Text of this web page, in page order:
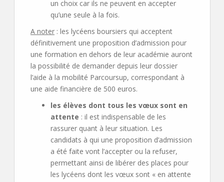
un choix car ils ne peuvent en accepter
qu’une seule à la fois.
A noter : les lycéens boursiers qui acceptent
définitivement une proposition d’admission pour
une formation en dehors de leur académie auront
la possibilité de demander depuis leur dossier
l’aide à la mobilité Parcoursup, correspondant à
une aide financière de 500 euros.
les élèves dont tous les vœux sont en
attente : il est indispensable de les
rassurer quant à leur situation. Les
candidats à qui une proposition d’admission
a été faite vont l’accepter ou la refuser,
permettant ainsi de libérer des places pour
les lycéens dont les vœux sont « en attente